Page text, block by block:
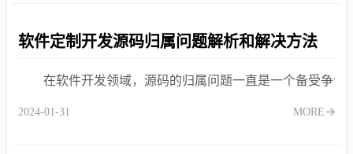
软件定制开发源码归属问题解析和解决方法
在软件开发领域，源码的归属问题一直是一个备受争
2024-01-31 MORE